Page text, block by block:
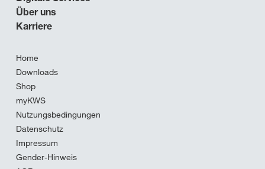
Über uns
Karriere
Home
Downloads
Shop
myKWS
Nutzungsbedingungen
Datenschutz
Impressum
Gender-Hinweis